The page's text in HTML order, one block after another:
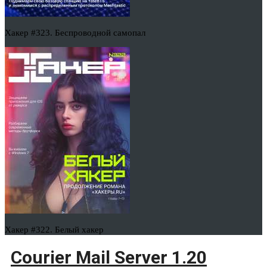
Хакер #323. Беспроводной самопал
Хакер #322. Белый хакер
Courier Mail Server 1.20